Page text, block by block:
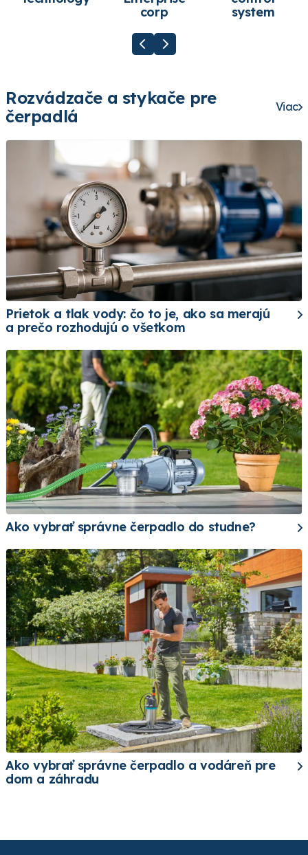
corp
system
Rozvádzače a stykače pre
čerpadlá
Viac
Prietok a tlak vody: čo to je, ako sa merajú
a prečo rozhodujú o všetkom
Ako vybrať správne čerpadlo do studne?
Ako vybrať správne čerpadlo a vodáreň pre
dom a záhradu